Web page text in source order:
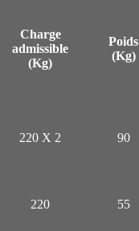
Charge
admissible
(Kg)
Poids
(Kg)
220 X 2 90
220 55